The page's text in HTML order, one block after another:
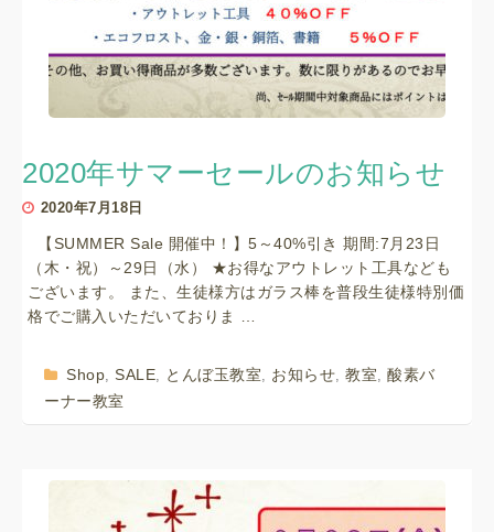
2020年サマーセールのお知らせ
2020年7月18日
【SUMMER Sale 開催中！】5～40%引き 期間:7月23日
（木・祝）～29日（水） ★お得なアウトレット工具なども
ございます。 また、生徒様方はガラス棒を普段生徒様特別価
格でご購入いただいておりま …
Shop, SALE, とんぼ玉教室, お知らせ, 教室, 酸素バ
ーナー教室